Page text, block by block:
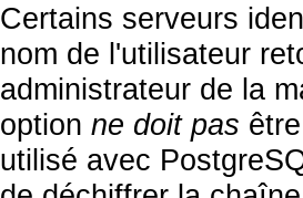
Certains serveurs
nom de l'utilisateur
administrateur de la
option ne doit pas
utilisé avec